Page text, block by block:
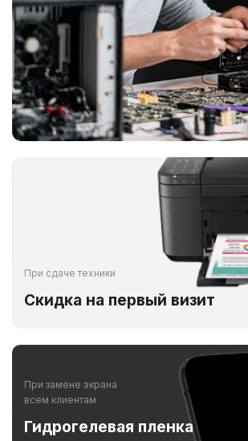
При сдаче техники
Скидка на первый визит
При замене экрана
всем клиентам
Гидрогелевая пленка